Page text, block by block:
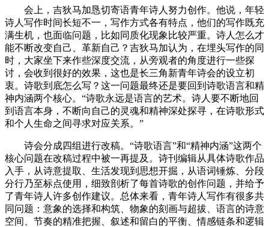
会上，吉狄马加恳切寄语青年诗人努力创作。他说，年轻
诗人写作时间长短不一，写作方式各有特点，他们的写作既充
满生机，也面临问题，比如同质化现象比较严重。诗人怎么才
能不断改变自己、革新自己？吉狄马加认为，在埋头写作的同
时，大家坐下来作些深度交流，从旁观者的角度进行一些探
讨，会收到很好的效果，这也是长三角新青年诗会的设立初
衷。诗歌到底怎么写？这一问题最终还是要回到诗歌语言和精
神内涵两个核心。“诗歌永远是语言的艺术。诗人要不断地回
到语言本身，不断向自己的灵魂和精神深处探寻，在诗歌形式
和个人生命之间寻求对应关系。”
诗会分成四组进行改稿。“诗歌语言”和“精神内涵”这两个
核心问题在改稿过程中被一再提及。诗刊编辑从具体诗歌作品
入手，从诗意提取、生活发现到思想开掘，从语词锤炼、分段
分行乃至标点使用，细致剖析了每首诗歌的创作问题，并给予
了青年诗人许多创作建议。总体来看，青年诗人写作有很多共
同问题：意象的选择和构筑、物象的刻画与超拔、语言的诗意
空间、节奏的精准把握、叙述和留白的平衡、情感链条和逻辑